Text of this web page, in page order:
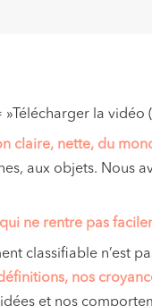
la vidéo
claire, nette, du
aux objets. Nous
ne rentre pas
classifiable n’est
nos
et nos